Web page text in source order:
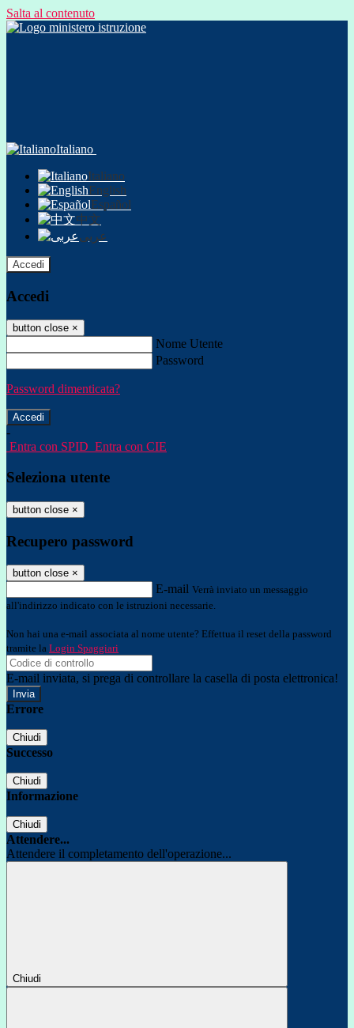
Salta al contenuto
Italiano
Italiano
English
Español
中文
عربى
Accedi
Accedi
button close ×
Nome Utente
Password
Password dimenticata?
-
Entra con SPID Entra con CIE
Seleziona utente
button close ×
Recupero password
button close ×
E-mail Verrà inviato un messaggio
all'indirizzo indicato con le istruzioni necessarie.
Non hai una e-mail associata al nome utente? Effettua il reset della password
tramite la Login Spaggiari
E-mail inviata, si prega di controllare la casella di posta elettronica!
Errore
Chiudi
Successo
Chiudi
Informazione
Chiudi
Attendere...
Attendere il completamento dell'operazione...
Chiudi